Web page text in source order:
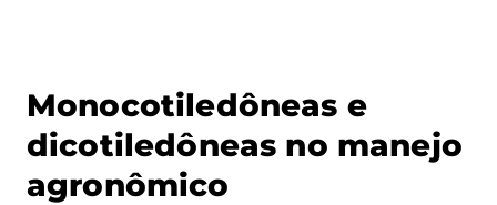
Monocotiledôneas e
dicotiledôneas no manejo
agronômico